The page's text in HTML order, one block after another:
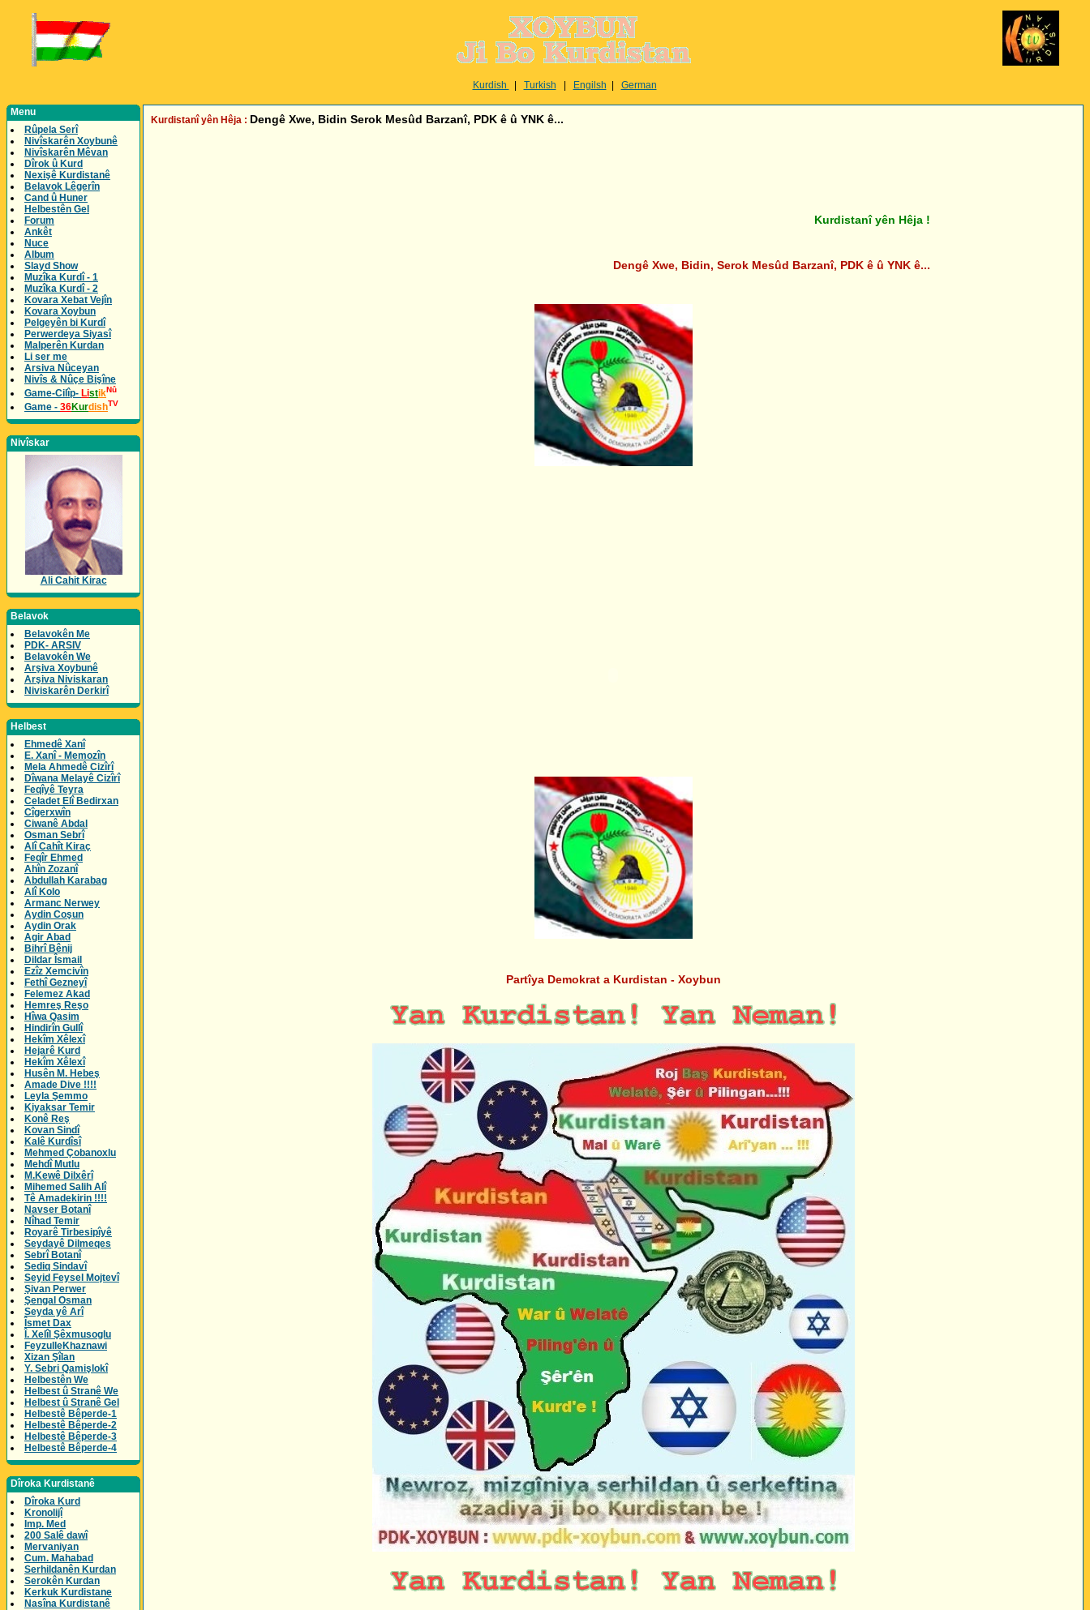
Kurdish Turkish Engilsh German
Menu
Rûpela Serî
Nivîskarên Xoybunê
Nivîskarên Mêvan
Dîrok û Kurd
Nexişê Kurdistanê
Belavok Lêgerîn
Cand û Huner
Helbestên Gel
Forum
Ankêt
Nuce
Album
Slayd Show
Muzîka Kurdî - 1
Muzîka Kurdî - 2
Kovara Xebat Vejîn
Kovara Xoybun
Pelgeyên bi Kurdî
Perwerdeya Siyasî
Malperên Kurdan
Li ser me
Arsiva Nûceyan
Nivîs & Nûçe Bişîne
Game-Cilîp- ListikNû
Game - 36KurdishTV
Nivîskar
Ali Cahit Kirac
Belavok
Belavokên Me
PDK- ARSIV
Belavokên We
Arşiva Xoybunê
Arşiva Niviskaran
Niviskarên Derkirî
Helbest
Ehmedê Xanî
E. Xanî - Memozîn
Mela Ahmedê Cizîrî
Dîwana Melayê Cizîrî
Feqîyê Teyra
Celadet Elî Bedirxan
Cîgerxwîn
Ciwanê Abdal
Osman Sebrî
Alî Cahît Kiraç
Feqîr Ehmed
Ahîn Zozanî
Abdullah Karabag
Alî Kolo
Armanc Nerwey
Aydin Coşun
Aydin Orak
Agir Abad
Bihrî Bênij
Dildar Îsmail
Ezîz Xemcivîn
Fethî Gezneyî
Felemez Akad
Hemreş Reşo
Hîwa Qasim
Hindirîn Gullî
Hekîm Xêlexî
Hejarê Kurd
Hekîm Xêlexî
Husên M. Hebeş
Amade Dive !!!!
Leyla Şemmo
Kiyaksar Temir
Konê Reş
Kovan Sindî
Kalê Kurdîsî
Mehmed Çobanoxlu
Mehdî Mutlu
M.Kewê Dilxêrî
Mihemed Salih Alî
Tê Amadekirin !!!!
Navser Botanî
Nîhad Temir
Royarê Tirbesipîyê
Seydayê Dilmeqes
Sebrî Botanî
Sediq Sindavî
Seyid Feysel Mojtevî
Şivan Perwer
Şengal Osman
Seyda yê Arî
Îsmet Dax
Î. Xelîl Şêxmusoglu
FeyzulleKhaznawi
Xizan Şîlan
Y. Sebri Qamişlokî
Helbestên We
Helbest û Stranê We
Helbest û Stranê Gel
Helbestê Bêperde-1
Helbestê Bêperde-2
Helbestê Bêperde-3
Helbestê Bêperde-4
Dîroka Kurdistanê
Dîroka Kurd
Kronolijî
Imp. Med
200 Salê dawî
Mervaniyan
Cum. Mahabad
Serhildanên Kurdan
Serokên Kurdan
Kerkuk Kurdistane
Nasîna Kurdistanê
Kurdistanî yên Hêja : Dengê Xwe, Bidin Serok Mesûd Barzanî, PDK ê û YNK ê...
Kurdistanî yên Hêja !
Dengê Xwe, Bidin, Serok Mesûd Barzanî, PDK ê û YNK ê...
Partîya Demokrat a Kurdistan - Xoybun